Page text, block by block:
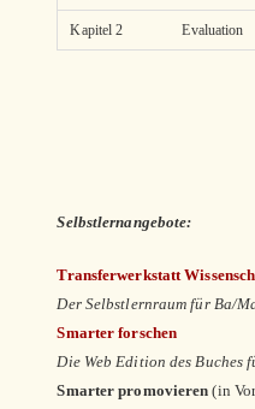
Kapitel 2 Evaluation
Selbstlernangebote:
Transferwerkstatt
Der Selbstlernraum für Ba/
Smarter forschen
Die Web Edition des Buches
Smarter promovieren (in